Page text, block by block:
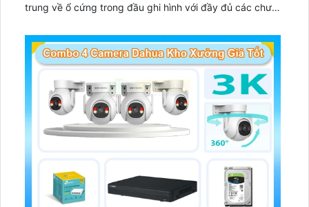
trung về ổ cứng trong đầu ghi hình với đầy đủ các chưc
thanh 2 chiều và giám sát có màu vào ban đêm